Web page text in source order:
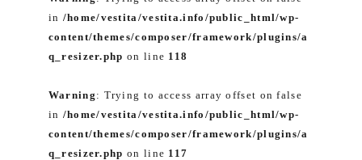
in /home/vestita/vestita.info/public_html/wp-
content/themes/composer/framework/plugins/a
q_resizer.php on line 118
Warning : Trying to access array offset on false
in /home/vestita/vestita.info/public_html/wp-
content/themes/composer/framework/plugins/a
q_resizer.php on line 117